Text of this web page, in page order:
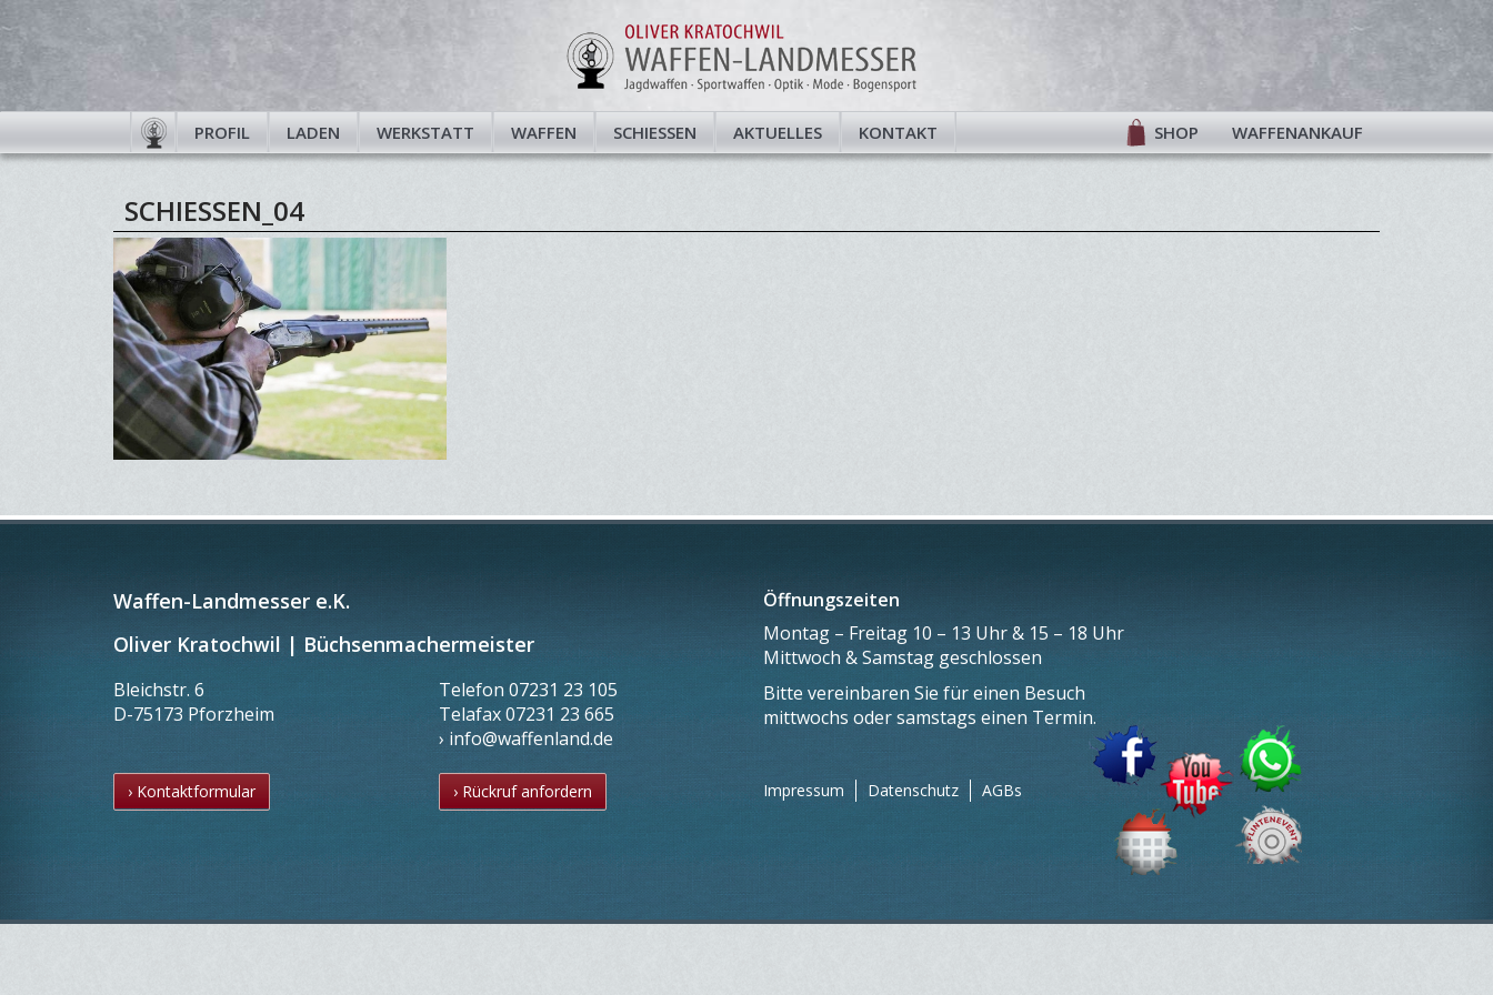
PROFIL LADEN WERKSTATT WAFFEN SCHIESSEN AKTUELLES KONTAKT SHOP WAFFENANKAUF
SCHIESSEN_04
Waffen-Landmesser e.K.
Oliver Kratochwil | Büchsenmachermeister
Bleichstr. 6
D-75173 Pforzheim
Telefon 07231 23 105
Telafax07231 23 665
› info@waffenland.de
› Kontaktformular › Rückruf anfordern
Öffnungszeiten
Montag – Freitag 10 – 13 Uhr & 15 – 18 Uhr
Mittwoch & Samstag geschlossen
Bitte vereinbaren Sie für einen Besuch
mittwochs oder samstags einen Termin.
Impressum Datenschutz AGBs